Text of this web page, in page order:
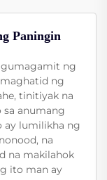
Paningin
gumagamit ng
ng
tinitiyak na
anumang
ay lumilikha ng
na
na makilahok
ito man ay